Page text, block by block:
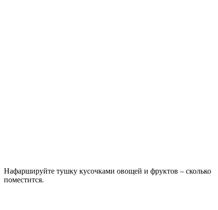
Нафаршируйте тушку кусочками овощей и фруктов – сколько
поместится.